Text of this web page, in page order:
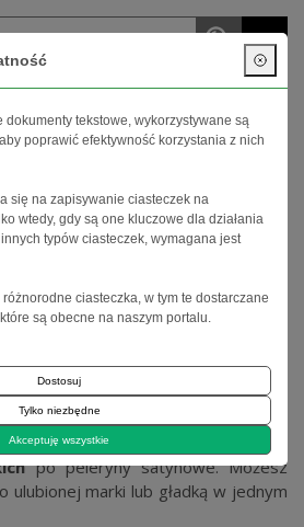
menu
i akcesoria
fryzjeradocelowo ma zabezpieczyć
klienta.Sklep fryzjerski ProUroda
jeśli chodzi o
po peleryny satynowe. Możesz
ulubionej marki lub gładką w jednym
tekstowe, wykorzystywane są
poprawić efektywność korzystania z nich
się na zapisywanie ciasteczek na
wtedy, gdy są one kluczowe dla działania
typów ciasteczek, wymagana jest
ciasteczka, w tym te dostarczane
są obecne na naszym portalu.
Dostosuj
Tylko niezbędne
Akceptuję wszystkie